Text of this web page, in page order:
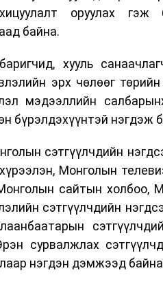
оруулах гэж
байна.
хууль
эрх чөлөөг
мэдээллийн
бүрэлдэхүүнтэй нэгдэж
сэтгүүлчдийн
Монголын
сайтын холбоо,
сэтгүүлчдийн
сурвалжлах
нэгдэн дэмжээд